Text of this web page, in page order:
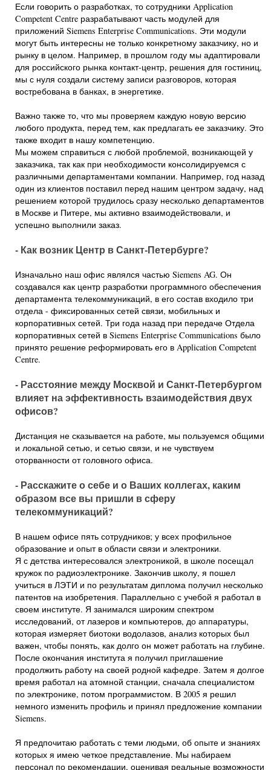
Если говорить о разработках, то сотрудники Application
Competent Centre разрабатывают часть модулей для
приложений Siemens Enterprise Communications. Эти модули
могут быть интересны не только конкретному заказчику, но и
рынку в целом. Например, в прошлом году мы адаптировали
для российского рынка контакт-центр, решения для гостиниц,
мы с нуля создали систему записи разговоров, которая
востребована в банках, в энергетике.
Важно также то, что мы проверяем каждую новую версию
любого продукта, перед тем, как предлагать ее заказчику. Это
также входит в нашу компетенцию.
Мы можем справиться с любой проблемой, возникающей у
заказчика, так как при необходимости консолидируемся с
различными департаментами компании. Например, год назад
один из клиентов поставил перед нашим центром задачу, над
решением которой трудилось сразу несколько департаментов
в Москве и Питере, мы активно взаимодействовали, и
успешно выполнили заказ.
- Как возник Центр в Санкт-Петербурге?
Изначально наш офис являлся частью Siemens AG. Он
создавался как центр разработки программного обеспечения
департамента телекоммуникаций, в его состав входило три
отдела - фиксированных сетей связи, мобильных и
корпоративных сетей. Три года назад при передаче Отдела
корпоративных сетей в Siemens Enterprise Communications было
принято решение реформировать его в Application Competent
Centre.
- Расстояние между Москвой и Санкт-Петербургом
влияет на эффективность взаимодействия двух
офисов?
Дистанция не сказывается на работе, мы пользуемся общими
и локальной сетью, и сетью связи, и не чувствуем
оторванности от головного офиса.
- Расскажите о себе и о Ваших коллегах, каким
образом все вы пришли в сферу
телекоммуникаций?
В нашем офисе пять сотрудников; у всех профильное
образование и опыт в области связи и электроники.
Я с детства интересовался электроникой, в школе посещал
кружок по радиоэлектронике. Закончив школу, я пошел
учиться в ЛЭТИ и по результатам диплома получил несколько
патентов на изобретения. Параллельно с учебой я работал в
своем институте. Я занимался широким спектром
исследований, от лазеров и компьютеров, до аппаратуры,
которая измеряет биотоки водолазов, анализ которых был
важен, чтобы понять, как долго он может работать на глубине.
После окончания института я получил приглашение
продолжить работу на своей родной кафедре. Затем я долгое
время работал на атомной станции, сначала специалистом
по электронике, потом программистом. В 2005 я решил
немного изменить профиль и принял предложение компании
Siemens.
Я предпочитаю работать с теми людьми, об опыте и знаниях
которых я имею четкое представление. Мы набираем
персонал по рекомендации, оценивая реальные возможности